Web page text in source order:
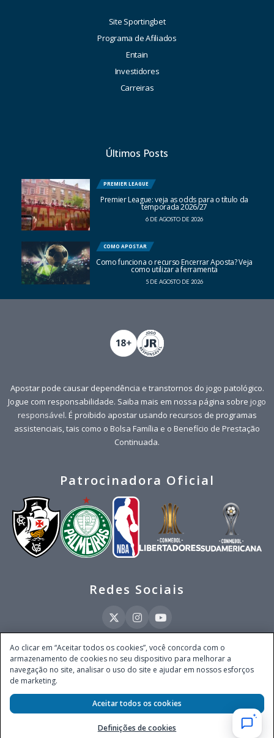
Site Sportingbet
Programa de Afiliados
Entain
Investidores
Carreiras
Últimos Posts
PREMIER LEAGUE
Premier League: veja as odds para o título da
temporada 2026/27
6 DE AGOSTO DE 2026
COMO APOSTAR
Como funciona o recurso Encerrar Aposta? Veja
como utilizar a ferramenta
5 DE AGOSTO DE 2026
Apostar pode causar dependência e transtornos do jogo patológico.
Jogue com responsabilidade. Saiba mais em nossa página sobre jogo
responsável. É proibido apostar usando recursos de programas
assistenciais, tais como o Bolsa Família e o Benefício de Prestação
Continuada.
Patrocinadora Oficial
Redes Sociais
Este site é operado pela Ventmear Brasil LTDA (CNPJ 52.868.380/0001-84), com
endereço na Avenida Brigadeiro Faria Lima, nº 4.055, 3º andar, Itaim Bibi, no
Município de São Paulo, Estado de São Paulo, CEP 04538-133, Brasil - empresa
autorizada a operar apostas de quota fixa em todo território nacional pela
Secretaria de Prêmios e Apostas do Ministério da Fazenda, conforme Portaria nº
247, de 07.02.2025, publicada no DOU em 11.2.2025.
Ao clicar em “Aceitar todos os cookies”, você concorda com o
armazenamento de cookies no seu dispositivo para melhorar a
navegação no site, analisar o uso do site e ajudar em nossos esforços
de marketing.
Definições de cookies
Aceitar todos os cookies